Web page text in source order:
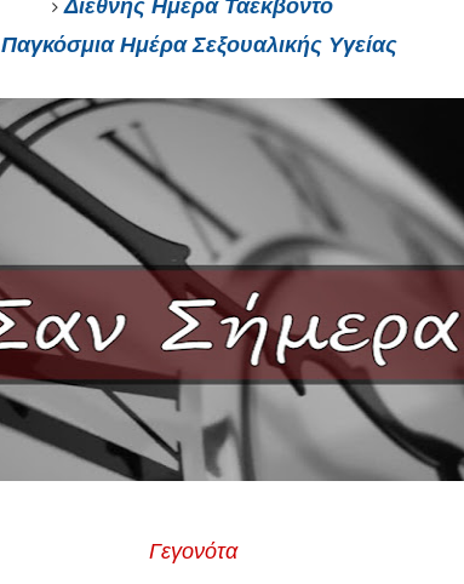
Διεθνής Ημέρα Ταεκβοντό
Παγκόσμια Ημέρα Σεξoυαλικής Υγείας
Γεγονότα